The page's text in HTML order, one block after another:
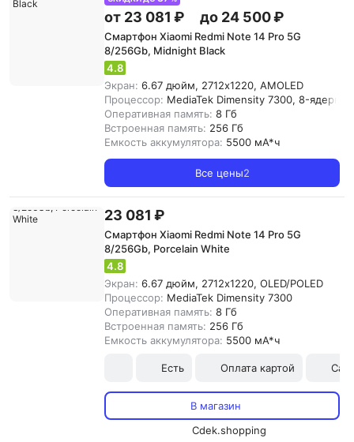
от 23 081 ₽ до 24 500 ₽
Смартфон Xiaomi Redmi Note 14 Pro 5G
8/256Gb, Midnight Black
4.8
Экран: 6.67 дюйм, 2712x1220, AMOLED
Процессор: MediaTek Dimensity 7300, 8-ядерный
Оперативная память: 8 Гб
Встроенная память: 256 Гб
Емкость аккумулятора: 5500 мА*ч
Все цены2
23 081 ₽
Смартфон Xiaomi Redmi Note 14 Pro 5G
8/256Gb, Porcelain White
4.8
Экран: 6.67 дюйм, 2712x1220, OLED/POLED
Процессор: MediaTek Dimensity 7300
Оперативная память: 8 Гб
Встроенная память: 256 Гб
Емкость аккумулятора: 5500 мА*ч
Есть Оплата картой
В магазин
Cdek.shopping